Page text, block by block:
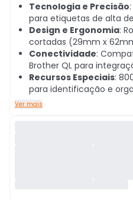
Tecnologia e Precisão
para etiquetas de alta
Design e Ergonomia:
cortadas (29mm x
Conectividade:
Brother QL para
Recursos Especiais:
para identificação e
Ver mais